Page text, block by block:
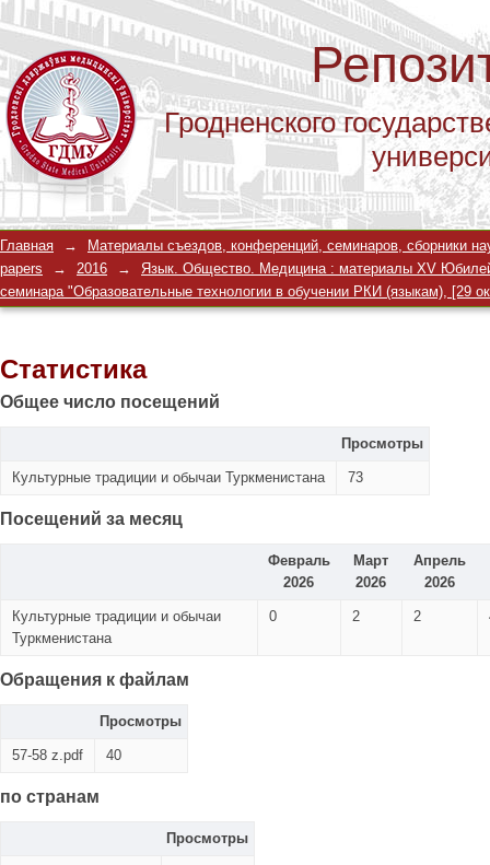
Гродненского
Статистика
Главная →
Материалы съездов, конференций, семинаров, сборники
papers
→ 2016 →
Язык. Общество. Медицина : материалы XV
семинара "Образовательные технологии в обучении РКИ (языкам), [29
Статистика
Общее число посещений
Просмотры
Культурные традиции и обычаи Туркменистана 73
Посещений за месяц
Февраль
2026
Март
2026
Апрель
2026
Культурные традиции и обычаи
Туркменистана
0 2 2
Обращения к файлам
Просмотры
57-58 z.pdf 40
по странам
Просмотры